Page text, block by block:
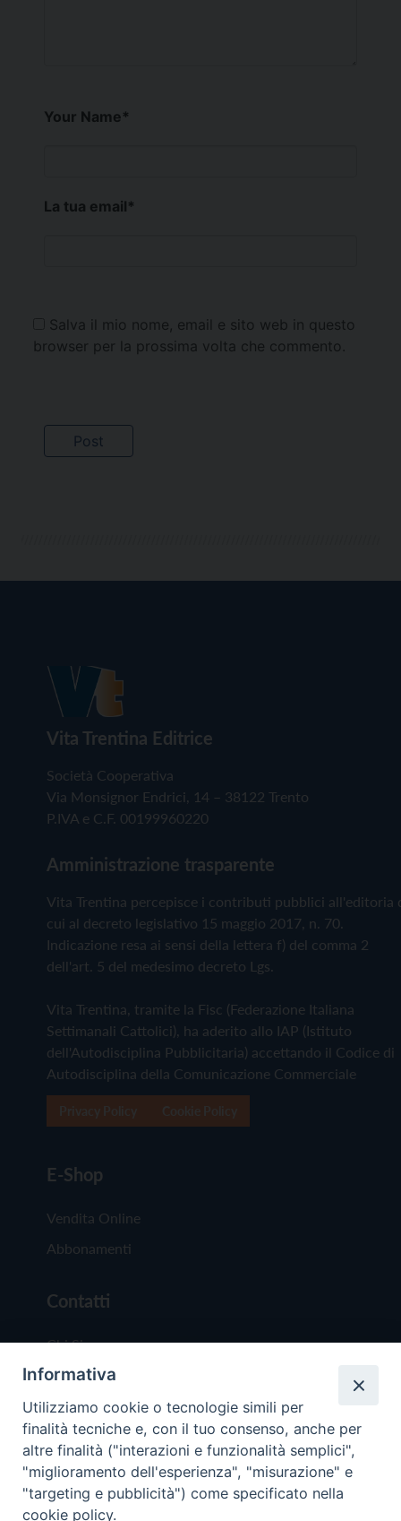
Your Name*
La tua email*
Salva il mio nome, email e sito web in questo
browser per la prossima volta che commento.
Vita Trentina Editrice
Società Cooperativa
Via Monsignor Endrici, 14 – 38122 Trento
P.IVA e C.F. 00199960220
Amministrazione trasparente
Vita Trentina percepisce i contributi pubblici all'editoria
cui al decreto legislativo 15 maggio 2017, n. 70.
Indicazione resa ai sensi della lettera f) del comma 2
dell'art. 5 del medesimo decreto Lgs.
Vita Trentina, tramite la Fisc (Federazione Italiana
Settimanali Cattolici), ha aderito allo IAP (Istituto
dell'Autodisciplina Pubblicitaria) accettando il Codice di
Autodisciplina della Comunicazione Commerciale
E-Shop
Vendita Online
Abbonamenti
Contatti
Chi Siamo
Redazione
Scrivici
Informativa
Utilizziamo cookie o tecnologie simili per
finalità tecniche e, con il tuo consenso, anche per
altre finalità ("interazioni e funzionalità semplici",
"miglioramento dell'esperienza", "misurazione" e
"targeting e pubblicità") come specificato nella
cookie policy.